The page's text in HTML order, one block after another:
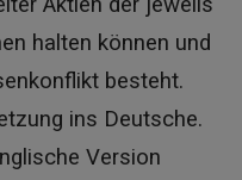
halten können und
besteht.
ins Deutsche.
Version